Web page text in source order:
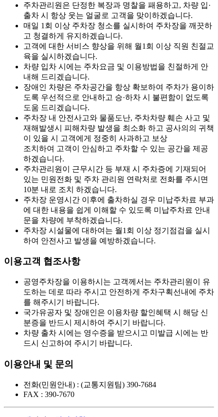
주차관리원은 단정한 복장과 명찰을 패용하고, 차량 입·
출차 시 항상 웃는 얼굴로 고객을 맞이하겠습니다.
매일 1회 이상 주차장 청소를 실시하여 주차장을 깨끗하
고 청결하게 유지하겠습니다.
고객에 대한 서비스 향상을 위해 월1회 이상 직원 친절교
육을 실시하겠습니다.
차량 입차 시에는 주차요금 및 이용방법을 친절하게 안
내해 드리겠습니다.
장애인 차량은 주차공간을 항상 확보하여 주차가 용이하
도록 우선적으로 안내하고 승·하차 시 불편함이 없도록
도움 드리겠습니다.
주차장 내 안전사고와 물품도난, 주차차량 훼손 사고 및
재해발생시 피해차량 발생을 최소화 하고 공사의의 귀책
이 있을 시 고객에게 정중히 사과하고 보상
조치하여 고객이 안심하고 주차할 수 있는 공간을 제공
하겠습니다.
주차관리원이 근무시간 등 부재 시 주차증에 기재되어
있는 민원전화 및 주차 관리원 연락처로 전화를 주시면
10분 내로 조치 하겠습니다.
주차장 운영시간 이후에 출차하실 경우 미납주차료 부과
에 대한 내용을 쉽게 이해할 수 있도록 미납주차료 안내
문을 차량에 부착하겠습니다.
주차장 시설물에 대하여는 월1회 이상 정기점검을 실시
하여 안전사고 발생을 예방하겠습니다.
이용고객 협조사항
공영주차장을 이용하시는 고객께서는 주차관리원이 유
도하는 데로 따라 주시고 안전하게 주차구획선내에 주차
를 해주시기 바랍니다.
국가유공자 및 장애인은 이용차량 할인혜택 시 해당 신
분증을 반드시 제시하여 주시기 바랍니다.
차량 출차 시에는 영수증을 받으시고 미발급 시에는 반
드시 신고하여 주시기 바랍니다.
이용안내 및 문의
전화(민원안내) : (교통지원팀) 390-7684
FAX : 390-7670